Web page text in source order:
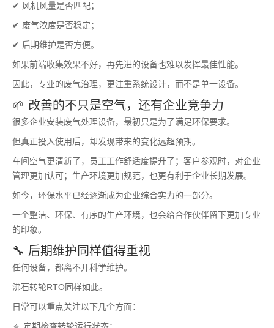
✔ 风机风量是否匹配；
✔ 废气浓度是否稳定；
✔ 后期维护是否方便。
如果前端收集效果不好，再先进的设备也难以发挥最佳性能。
因此，专业的废气治理，更注重系统设计，而不是单一设备。
🌱 改善的不只是空气，还有企业竞争力
很多企业安装废气处理设备，最初只是为了满足环保要求。
但真正投入使用后，却发现带来的变化远超预期。
车间空气更清新了，员工工作舒适度提升了；客户参观时，对企业
管理更加认可；生产环境更加规范，也更有利于企业长期发展。
如今，环保水平已经逐渐成为企业综合实力的一部分。
一个整洁、环保、有序的生产环境，也会给合作伙伴留下更加专业
的印象。
🔧 后期维护同样值得重视
任何设备，都离不开科学维护。
沸石转轮RTO同样如此。
日常可以重点关注以下几个方面：